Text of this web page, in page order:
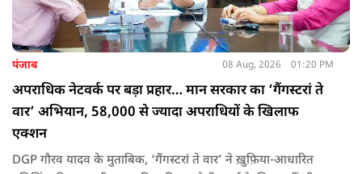
पंजाब 08 Aug, 2026 01:20 PM
अपराधिक नेटवर्क पर बड़ा प्रहार… मान सरकार का ‘गैंगस्टरां ते
वार’ अभियान, 58,000 से ज्यादा अपराधियों के खिलाफ
एक्शन
DGP गौरव यादव के मुताबिक, ‘गैंगस्टरां ते वार’ ने ख़ुफ़िया-आधारित